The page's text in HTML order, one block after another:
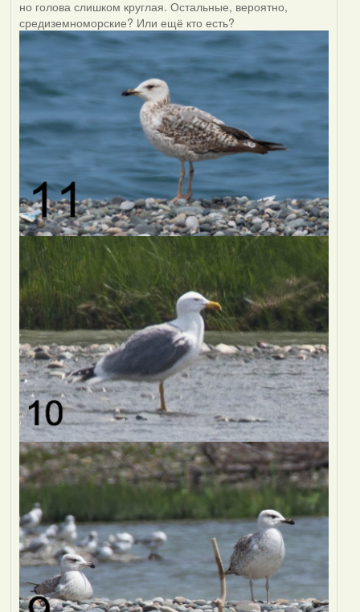
но голова слишком круглая. Остальные, вероятно,
средиземноморские? Или ещё кто есть?